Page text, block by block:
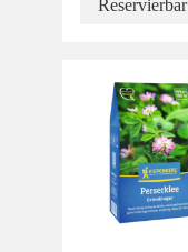
Reservierbar